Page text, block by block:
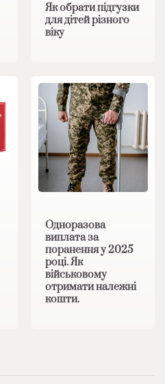
Як обрати підгузки
для дітей різного
віку
Одноразова
виплата за
поранення у 2025
році. Як
військовому
отримати належні
кошти.